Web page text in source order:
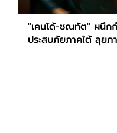
"เคนโด้-ชณทัต" ผนึก
ประสบภัยภาคใต้ ลุย